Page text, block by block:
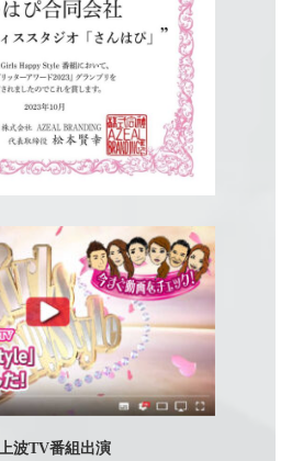
波TV番組出演